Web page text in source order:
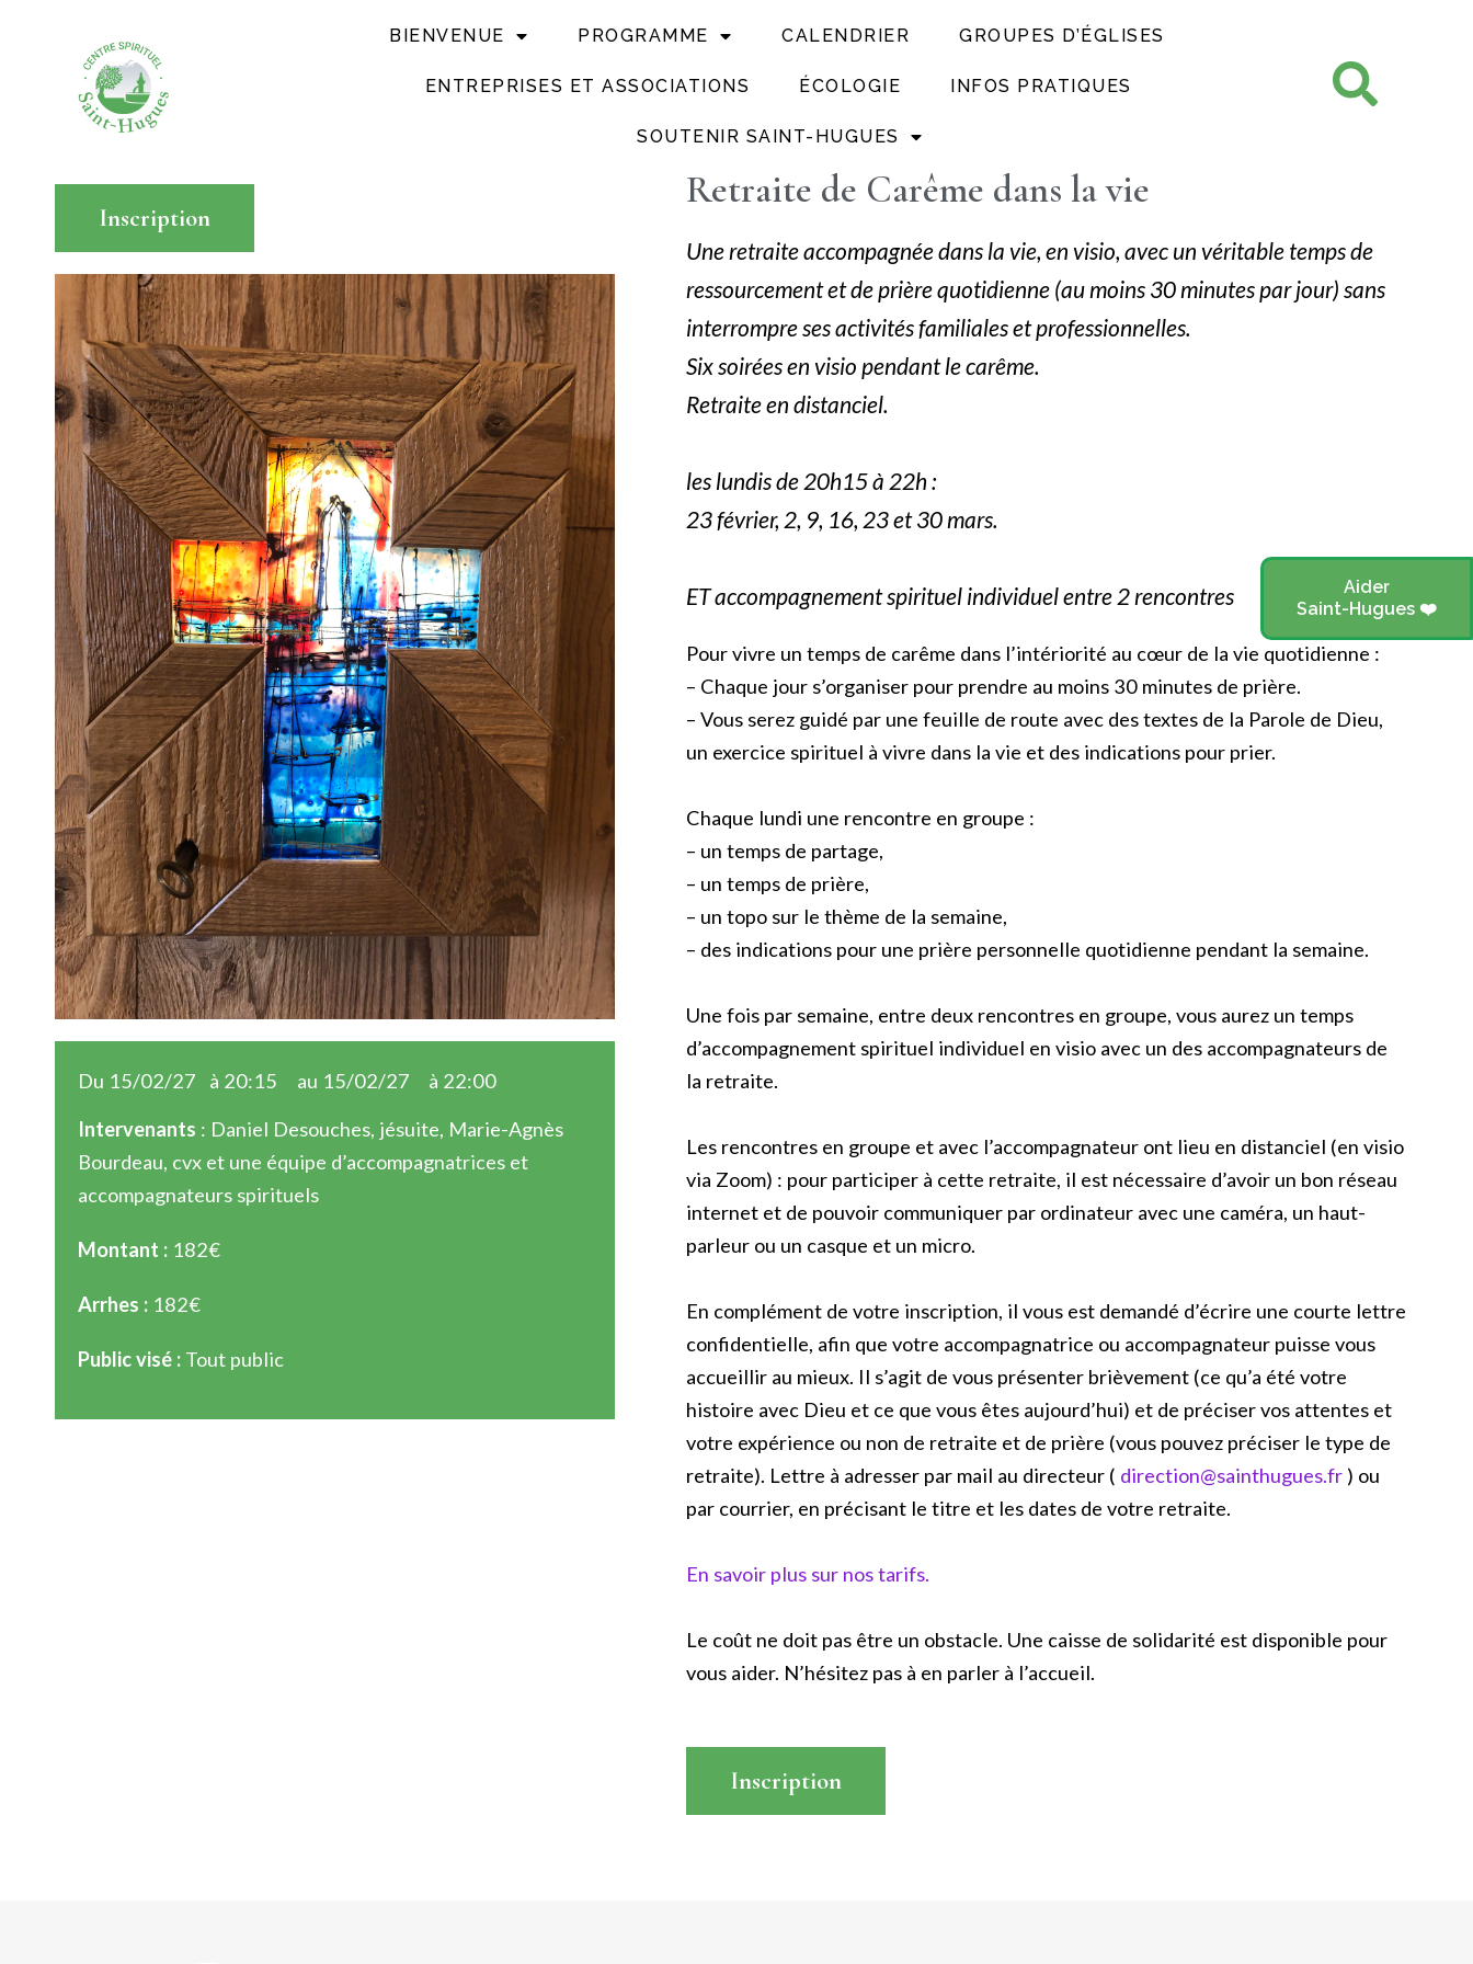
BIENVENUE PROGRAMME CALENDRIER GROUPES D’ÉGLISES
ENTREPRISES ET ASSOCIATIONS ÉCOLOGIE INFOS PRATIQUES
SOUTENIR SAINT-HUGUES
Aider
Saint-Hugues ❤️
Inscription
Du 15/02/27 à 20:15 au 15/02/27 à 22:00
Intervenants : Daniel Desouches, jésuite, Marie-Agnès
Bourdeau, cvx et une équipe d’accompagnatrices et
accompagnateurs spirituels
Montant : 182€
Arrhes : 182€
Public visé : Tout public
Retraite de Carême dans la vie
Une retraite accompagnée dans la vie, en visio, avec un véritable temps de
ressourcement et de prière quotidienne (au moins 30 minutes par jour) sans
interrompre ses activités familiales et professionnelles.
Six soirées en visio pendant le carême.
Retraite en distanciel.
les lundis de 20h15 à 22h :
23 février, 2, 9, 16, 23 et 30 mars.
ET accompagnement spirituel individuel entre 2 rencontres
Pour vivre un temps de carême dans l’intériorité au cœur de la vie quotidienne :
– Chaque jour s’organiser pour prendre au moins 30 minutes de prière.
– Vous serez guidé par une feuille de route avec des textes de la Parole de Dieu,
un exercice spirituel à vivre dans la vie et des indications pour prier.
Chaque lundi une rencontre en groupe :
– un temps de partage,
– un temps de prière,
– un topo sur le thème de la semaine,
– des indications pour une prière personnelle quotidienne pendant la semaine.
Une fois par semaine, entre deux rencontres en groupe, vous aurez un temps
d’accompagnement spirituel individuel en visio avec un des accompagnateurs de
la retraite.
Les rencontres en groupe et avec l’accompagnateur ont lieu en distanciel (en visio
via Zoom) : pour participer à cette retraite, il est nécessaire d’avoir un bon réseau
internet et de pouvoir communiquer par ordinateur avec une caméra, un haut-
parleur ou un casque et un micro.
En complément de votre inscription, il vous est demandé d’écrire une courte lettre
confidentielle, afin que votre accompagnatrice ou accompagnateur puisse vous
accueillir au mieux. Il s’agit de vous présenter brièvement (ce qu’a été votre
histoire avec Dieu et ce que vous êtes aujourd’hui) et de préciser vos attentes et
votre expérience ou non de retraite et de prière (vous pouvez préciser le type de
retraite). Lettre à adresser par mail au directeur ( direction@sainthugues.fr ) ou
par courrier, en précisant le titre et les dates de votre retraite.
En savoir plus sur nos tarifs.
Le coût ne doit pas être un obstacle. Une caisse de solidarité est disponible pour
vous aider. N’hésitez pas à en parler à l’accueil.
Inscription